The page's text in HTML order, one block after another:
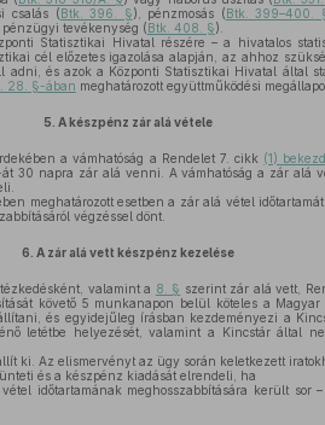
csalás (Btk. 396. §), pénzmosás (Btk. 399–400.
pénzügyi tevékenység (Btk. 408. §).
Statisztikai Hivatal részére – a hivatalos
cél előzetes igazolása alapján, az ahhoz
adni, és azok a Központi Statisztikai Hivatal által
28. §-ában meghatározott együttműködési
5. A készpénz zár alá vétele
a vámhatóság a Rendelet 7. cikk (1)
30 napra zár alá venni. A vámhatóság a zár alá
meghatározott esetben a zár alá vétel
végzéssel dönt.
6. A zár alá vett készpénz kezelése
valamint a 8. § szerint zár alá vett,
követő 5 munkanapon belül köteles a
és egyidejűleg írásban kezdeményezi a
letétbe helyezését, valamint a Kincstár által
ki. Az elismervényt az ügy során keletkezett
és a készpénz kiadását elrendeli, ha
időtartamának meghosszabbítására került sor –